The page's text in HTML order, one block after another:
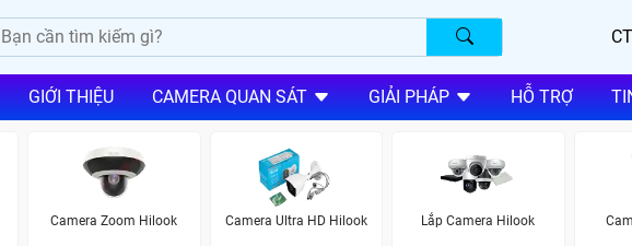
GIỚI THIỆU CAMERA QUAN SÁT GIẢI PHÁP HỖ TRỢ
Camera Zoom Hilook Camera Ultra HD Hilook Lắp Camera Hilook